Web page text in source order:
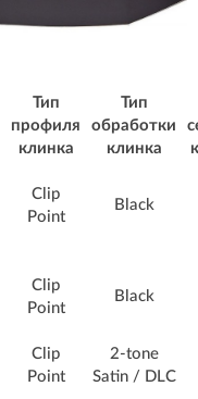
Тип
профиля
клинка
Тип
обработки
клинка
Clip
Point
Black
Clip
Point
Black
Clip
Point
2-tone
Satin / DLC